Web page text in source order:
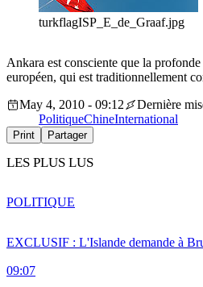
turkflagISP_E_de_Graaf.jpg
Ankara est consciente que la
européen, qui est traditionnellement
May 4, 2010 - 09:12
Dernière
PolitiqueChineInternational
Print Partager
LES PLUS LUS
EXCLUSIF : L'Islande demande à
09:07
POLITIQUE